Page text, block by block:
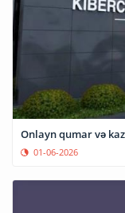
Onlayn qumar və
01-06-2026